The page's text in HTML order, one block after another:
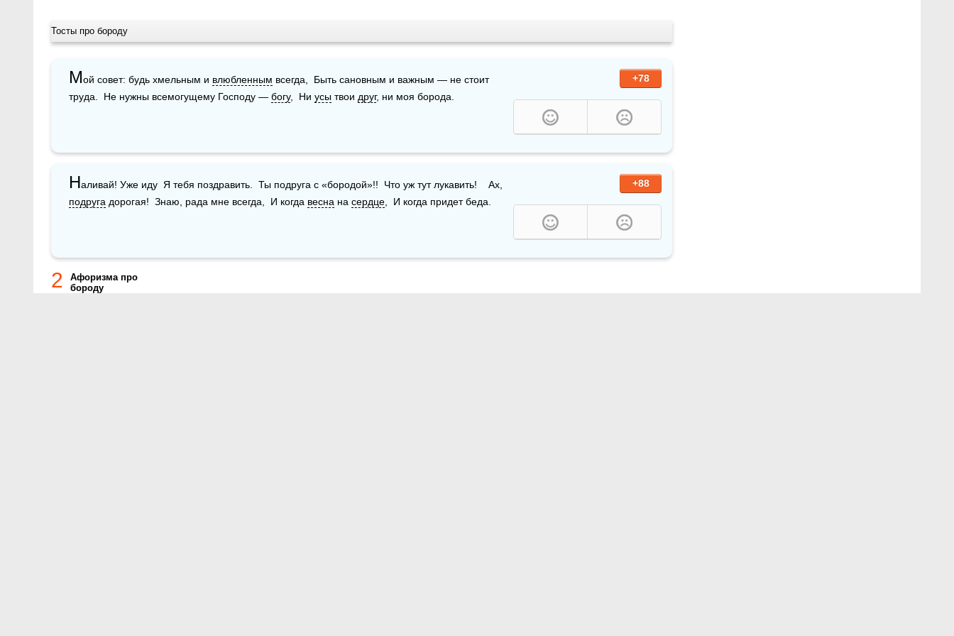
Тосты про бороду
+78
Мой совет: будь хмельным и влюбленным всегда,  Быть сановным и важным — не стоит
труда.  Не нужны всемогущему Господу — богу,  Ни усы твои друг, ни моя борода.
+88
Н
подруга дорогая!  Знаю, рада мне всегда,  И когда весна на сердце ,  И когда придет беда.
2
Афоризма про
бороду